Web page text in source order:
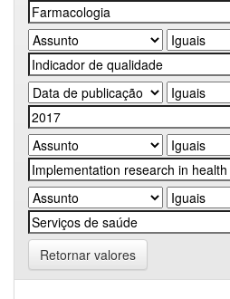
Retornar valores